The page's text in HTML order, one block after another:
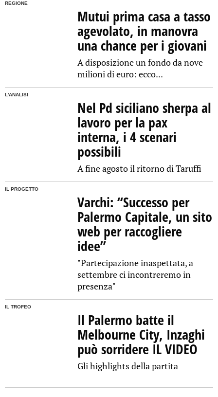
REGIONE
Mutui prima casa a tasso
agevolato, in manovra
una chance per i giovani
A disposizione un fondo da nove
milioni di euro: ecco...
L'ANALISI
Nel Pd siciliano sherpa al
lavoro per la pax
interna, i 4 scenari
possibili
A fine agosto il ritorno di Taruffi
IL PROGETTO
Varchi: “Successo per
Palermo Capitale, un sito
web per raccogliere
idee”
"Partecipazione inaspettata, a
settembre ci incontreremo in
presenza"
IL TROFEO
Il Palermo batte il
Melbourne City, Inzaghi
può sorridere IL VIDEO
Gli highlights della partita